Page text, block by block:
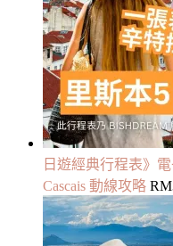
日遊經典行程表》
Cascais 動線攻略 RM